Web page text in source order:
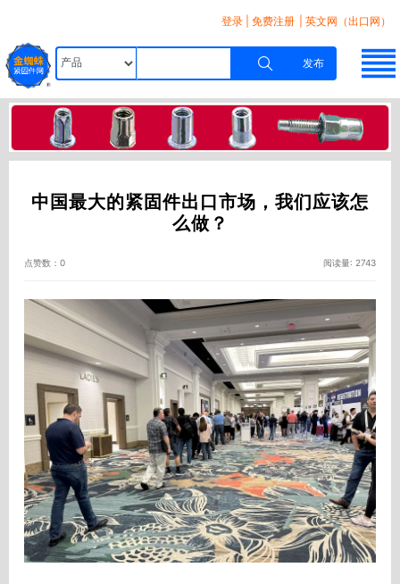
登录 免费注册 | 英文网（出口网）
发布
中国最大的紧固件出口市场，我们应该怎
么做？
点赞数：0 阅读量: 2743